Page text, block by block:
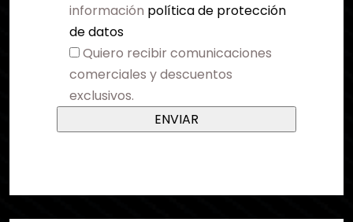
información política de protección
de datos
Quiero recibir comunicaciones
comerciales y descuentos
exclusivos.